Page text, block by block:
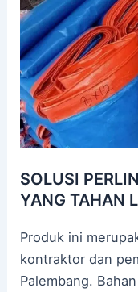
SOLUSI
YANG TAHAN
Produk ini
kontraktor dan
Palembang.